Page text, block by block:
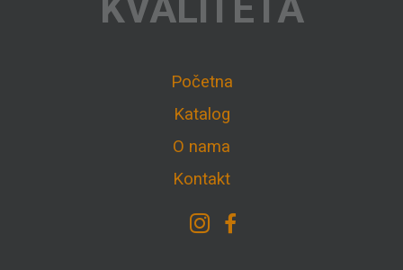
Početna
Katalog
O nama
Kontakt